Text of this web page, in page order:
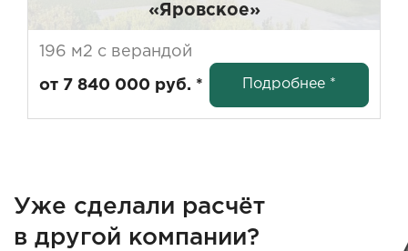
«Яровское»
196 м2 с верандой
от 7 840 000 руб. * Подробнее *
Уже сделали расчёт
в другой компании?